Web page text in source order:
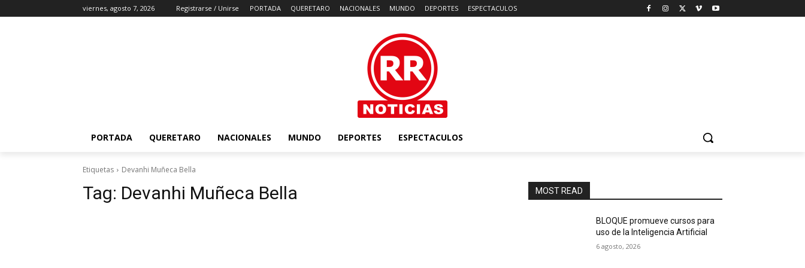
viernes, agosto 7, 2026 Registrarse / Unirse PORTADA QUERETARO NACIONALES MUNDO DEPORTES ESPECTACULOS
PORTADA QUERETARO NACIONALES MUNDO DEPORTES ESPECTACULOS
Etiquetas Devanhi Muñeca Bella
Tag: Devanhi Muñeca Bella MOST READ
BLOQUE promueve cursos para
uso de la Inteligencia Artificial
6 agosto, 2026